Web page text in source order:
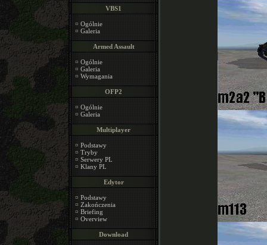
VBS1
¤ Ogólnie
¤ Galeria
Armed Assault
¤ Ogólnie
¤ Galeria
¤ Wymagania
OFP2
¤ Ogólnie
¤ Galeria
Multiplayer
¤ Podstawy
¤ Tryby
¤ Serwery PL
¤ Klany PL
Edytor
¤ Podstawy
¤ Zakończenia
¤ Briefing
¤ Overview
Download